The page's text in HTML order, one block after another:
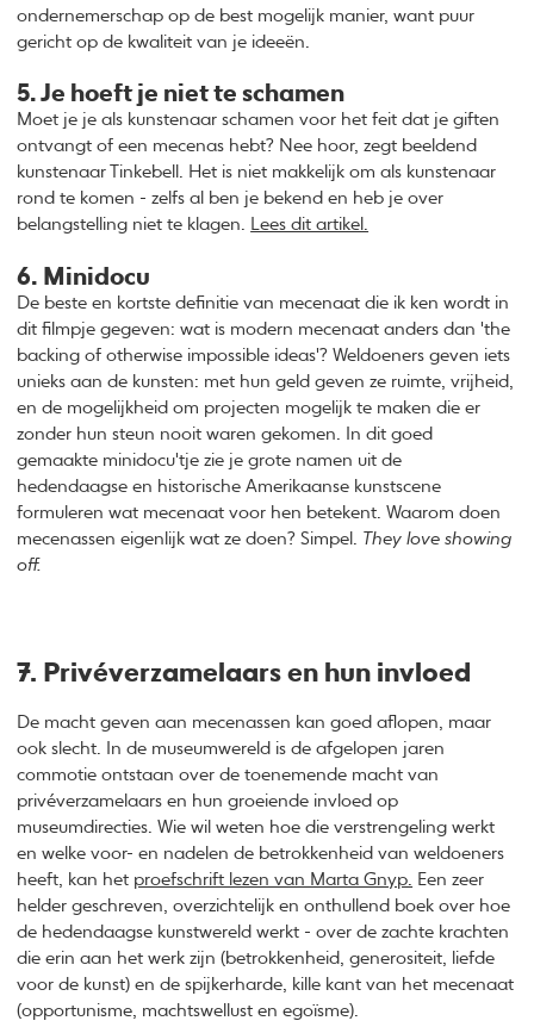
ondernemerschap op de best mogelijk manier, want puur
gericht op de kwaliteit van je ideeën.
5. Je hoeft je niet te schamen
Moet je je als kunstenaar schamen voor het feit dat je giften
ontvangt of een mecenas hebt? Nee hoor, zegt beeldend
kunstenaar Tinkebell. Het is niet makkelijk om als kunstenaar
rond te komen - zelfs al ben je bekend en heb je over
belangstelling niet te klagen. Lees dit artikel.
6. Minidocu
De beste en kortste definitie van mecenaat die ik ken wordt in
dit filmpje gegeven: wat is modern mecenaat anders dan 'the
backing of otherwise impossible ideas'? Weldoeners geven iets
unieks aan de kunsten: met hun geld geven ze ruimte, vrijheid,
en de mogelijkheid om projecten mogelijk te maken die er
zonder hun steun nooit waren gekomen. In dit goed
gemaakte minidocu'tje zie je grote namen uit de
hedendaagse en historische Amerikaanse kunstscene
formuleren wat mecenaat voor hen betekent. Waarom doen
mecenassen eigenlijk wat ze doen? Simpel. They love showing
off.
7. Privéverzamelaars en hun invloed
De macht geven aan mecenassen kan goed aflopen, maar
ook slecht. In de museumwereld is de afgelopen jaren
commotie ontstaan over de toenemende macht van
privéverzamelaars en hun groeiende invloed op
museumdirecties. Wie wil weten hoe die verstrengeling werkt
en welke voor- en nadelen de betrokkenheid van weldoeners
heeft, kan het proefschrift lezen van Marta Gnyp. Een zeer
helder geschreven, overzichtelijk en onthullend boek over hoe
de hedendaagse kunstwereld werkt - over de zachte krachten
die erin aan het werk zijn (betrokkenheid, generositeit, liefde
voor de kunst) en de spijkerharde, kille kant van het mecenaat
(opportunisme, machtswellust en egoïsme).